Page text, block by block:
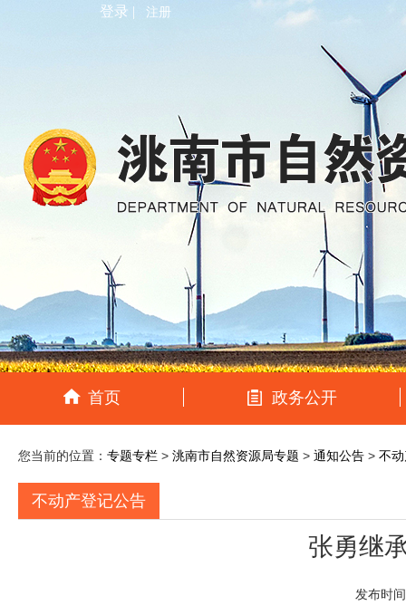
登录 | 注册
首页 政务公开
您当前的位置： 专题专栏 > 洮南市自然资源局专题 > 通知公告 > 不
不动产登记公告
张勇继
发布时